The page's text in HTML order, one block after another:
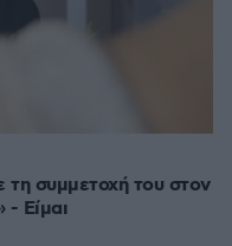
τη συμμετοχή του στον
Είμαι